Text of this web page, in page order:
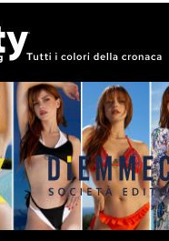
ilvibonese.it